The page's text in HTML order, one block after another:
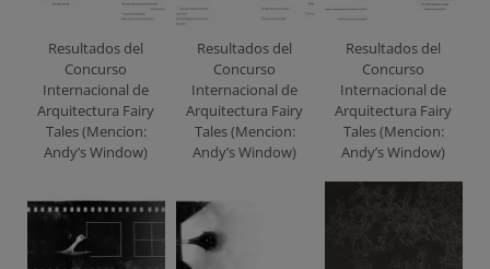
Resultados del
Concurso
Internacional de
Arquitectura Fairy
Tales (Mencion:
Andy’s Window)
Resultados del
Concurso
Internacional de
Arquitectura Fairy
Tales (Mencion:
Andy’s Window)
Resultados del
Concurso
Internacional de
Arquitectura Fairy
Tales (Mencion:
Andy’s Window)